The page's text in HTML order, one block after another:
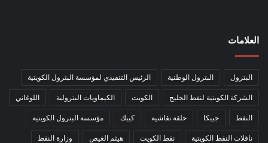
العلامات
البترول البترول الوطنية الرئيس التنفيذي لمؤسسة البترول الكويتية
الشركة الكويتية لنفط الخليج الكويت الكيماويات البترولية اللوغاني
النفط جيبكا حلقة نقاشية كيبك مؤسسة البترول الكويتية
ناقلات النفط الكويتية نفط الكويت هيثم الغيص وزارة النفط